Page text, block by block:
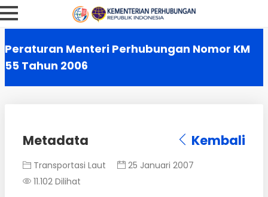
Peraturan Menteri Perhubungan Nomor KM
55 Tahun 2006
Metadata Kembali
Transportasi Laut
25 Januari 2007
11.102 Dilihat